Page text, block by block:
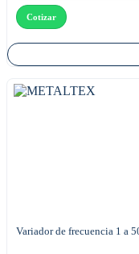
Cotizar
Variador de frecuencia 1 a